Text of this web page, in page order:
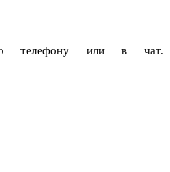
по телефону или в чат.